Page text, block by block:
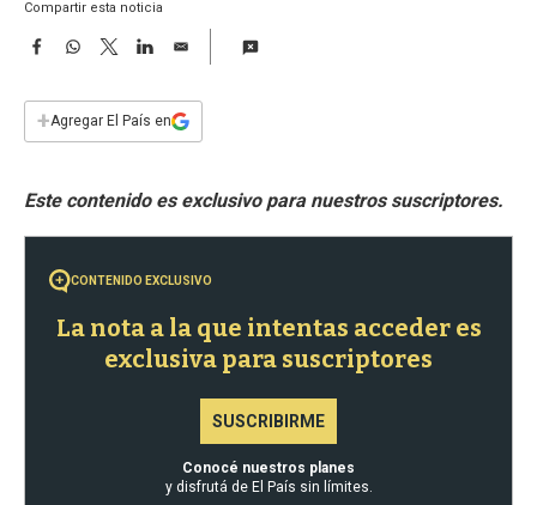
Compartir esta noticia
F
e
b
k
W
s
p
T
w
t
L
n
E
i
l
+Agregar El País en
CONTENIDO EXCLUSIVO
La nota a la que intentas acceder es
exclusiva para suscriptores
SUSCRIBIRME
Conocé nuestros planes
y disfrutá de El País sin límites.